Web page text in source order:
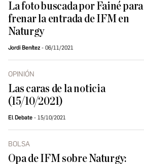
La foto buscada por Fainé para
frenar la entrada de IFM en
Naturgy
Jordi Benítez 06/11/2021
OPINIÓN
Las caras de la noticia
(15/10/2021)
El Debate 15/10/2021
BOLSA
Opa de IFM sobre Naturgy: